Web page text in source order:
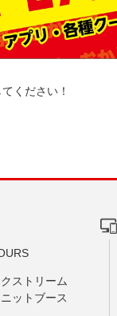
ください！
ストリーム
ットブース